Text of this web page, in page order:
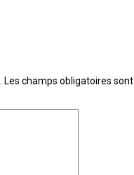
Les champs obligatoires sont